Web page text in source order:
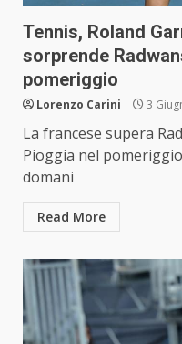
Tennis, Roland
sorprende
pomeriggio
Lorenzo Carini 3
La francese supera
Pioggia nel
domani
Read More